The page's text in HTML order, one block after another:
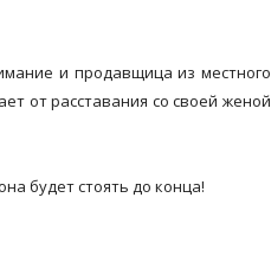
и продавщица из местного
от расставания со своей женой
будет стоять до конца!